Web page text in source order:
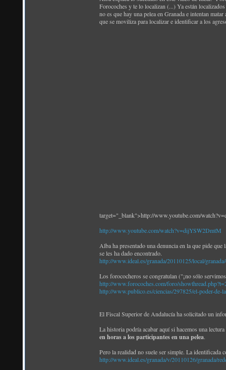
Forocoches y te lo localizan (...) Ya están
no es que hay una pelea en Granada e intentan
que se moviliza para localizar e identificar a los
target="_blank">http://www.youtube.com/
http://www.youtube.com/watch?v=dijYSW2DmtM
Alba ha presentado una denuncia en la que pide
se les ha dado encontrado.
http://www.ideal.es/granada/20110125/local/
Los forococheros se congratulan ("¡no sólo
http://www.forocoches.com/foro/
http://www.publico.es/ciencias/297825/el-poder-de-
El Fiscal Superior de Andalucía ha solicitado un
La historia podría acabar aquí si hacemos una
en horas a los participantes en una pelea.
Pero la realidad no suele ser simple. La identificada
http://www.ideal.es/granada/v/20110126/granada/